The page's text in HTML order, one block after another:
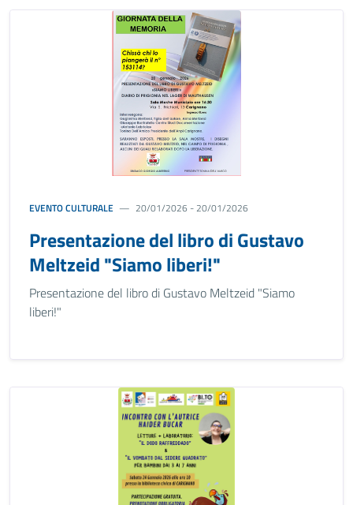
EVENTO CULTURALE 20/01/2026 - 20/01/2026
Presentazione del libro di Gustavo
Meltzeid "Siamo liberi!"
Presentazione del libro di Gustavo Meltzeid "Siamo
liberi!"